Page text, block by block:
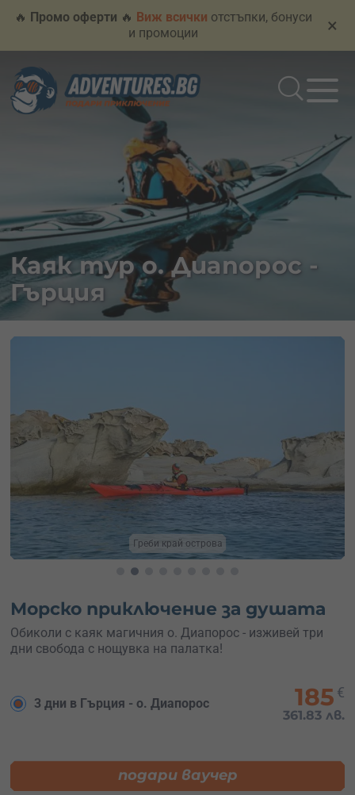
🔥 Промо оферти 🔥 Виж всички отстъпки, бонуси
и промоции
×
Каяк тур о. Диапорос -
Гърция
Техники за гребане
Морско приключение за душата
Обиколи с каяк магичния о. Диапорос - изживей три
дни свобода с нощувка на палатка!
3 дни в Гърция - о. Диапорос 185 €
361.83 лв.
подари ваучер